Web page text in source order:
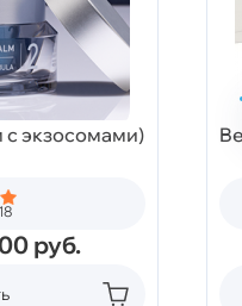
с экзосомами)
руб.